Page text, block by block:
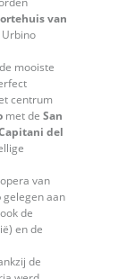
van
mooiste
centrum
met de San
del
van
gelegen aan
de
en de
de